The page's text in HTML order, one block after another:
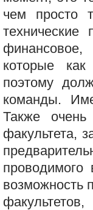
чем просто
которые
поэтому
команды.
Также
факультета,
возможность